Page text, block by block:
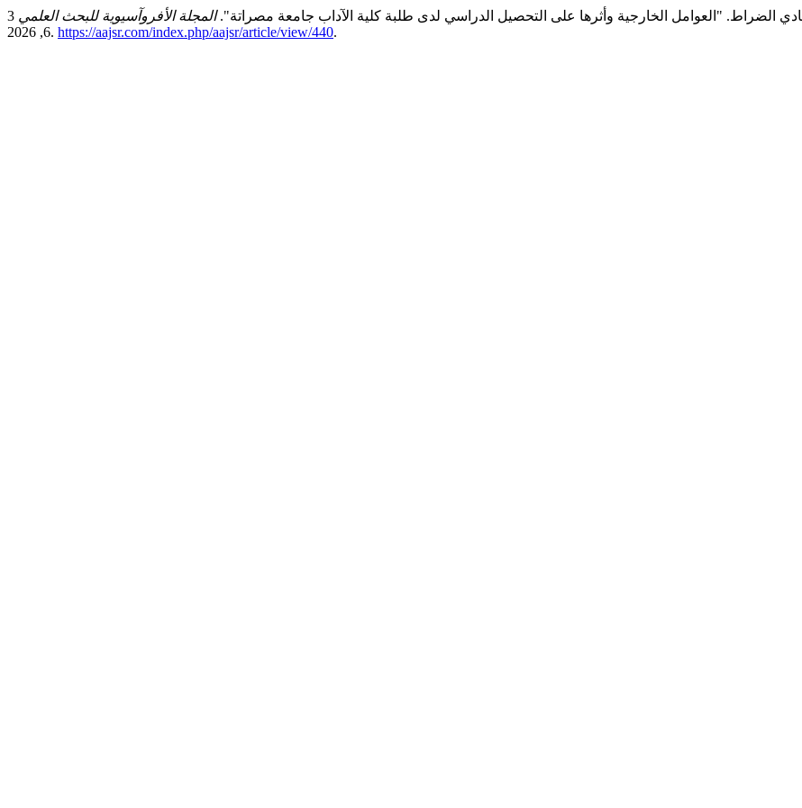
الضراط. "العوامل الخارجية وأثرها على التحصيل الدراسي لدى طلبة كلية الآداب جامعة مصراتة".المجلة الأفروآسيوية للبحث العلمي 3, no. 1 (مارس 13, 2025): 327–342. تاريخ الوصول أغسطس
6, 2026. https://aajsr.com/index.php/aajsr/article/view/440.